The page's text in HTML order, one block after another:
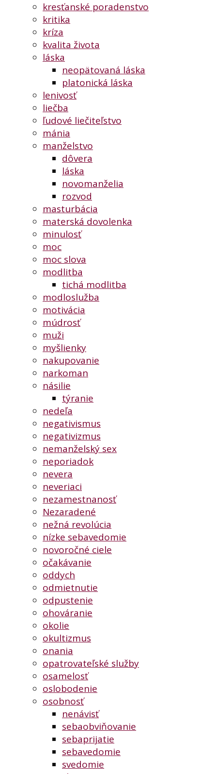
kresťanské poradenstvo
kritika
kríza
kvalita života
láska
neopätovaná láska
platonická láska
lenivosť
liečba
ľudové liečiteľstvo
mánia
manželstvo
dôvera
láska
novomanželia
rozvod
masturbácia
materská dovolenka
minulosť
moc
moc slova
modlitba
tichá modlitba
modloslužba
motivácia
múdrosť
muži
myšlienky
nakupovanie
narkoman
násilie
týranie
nedeľa
negativismus
negativizmus
nemanželský sex
neporiadok
nevera
neveriaci
nezamestnanosť
Nezaradené
nežná revolúcia
nízke sebavedomie
novoročné ciele
očakávanie
oddych
odmietnutie
odpustenie
ohováranie
okolie
okultizmus
onania
opatrovateľské služby
osamelosť
oslobodenie
osobnosť
nenávisť
sebaobviňovanie
sebaprijatie
sebavedomie
svedomie